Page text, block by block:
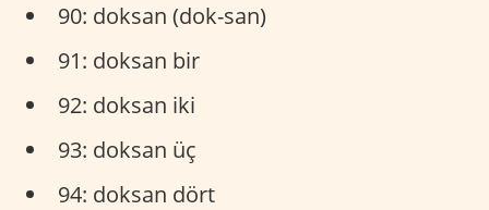
90: doksan (dok-san)
91: doksan bir
92: doksan iki
93: doksan üç
94: doksan dört